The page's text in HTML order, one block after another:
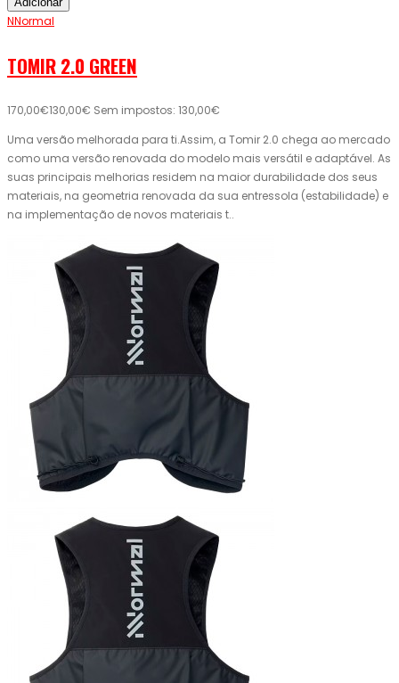
NNormal
TOMIR 2.0 GREEN
170,00€130,00€ Sem impostos: 130,00€
Uma versão melhorada para ti.Assim, a Tomir 2.0 chega ao mercado
como uma versão renovada do modelo mais versátil e adaptável. As
suas principais melhorias residem na maior durabilidade dos seus
materiais, na geometria renovada da sua entressola (estabilidade) e
na implementação de novos materiais t..